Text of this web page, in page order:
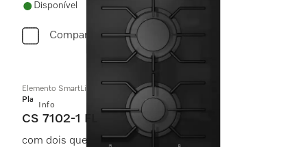
Disponível
Comparar
Info
Elemento SmartLine
Platinum
CS 7102-1 FL
com dois queimadores.